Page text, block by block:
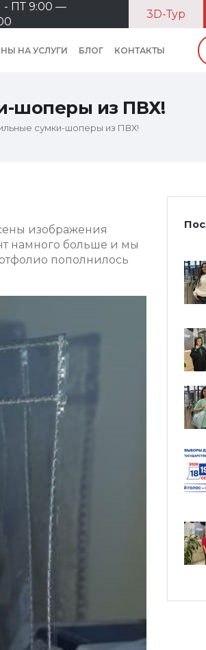
- ПТ 9:00 —
3D-Тур
НА УСЛУГИ БЛОГ КОНТАКТЫ
шоперы из ПВХ!
сумки-шоперы из ПВХ!
изображения
намного больше и мы
пополнилось